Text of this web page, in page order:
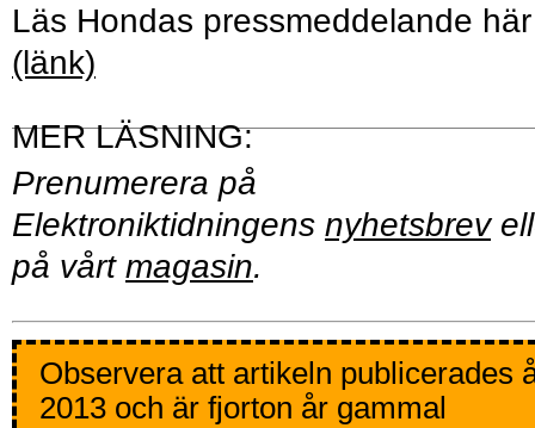
Läs Hondas pressmeddelande här
(länk)
Prenumerera på
Elektroniktidningens nyhetsbrev
på vårt magasin.
Observera att artikeln publicerades
2013 och är fjorton år gammal